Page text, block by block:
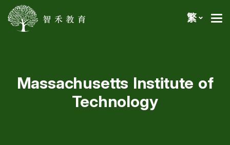
繁
Massachusetts Institute of
Technology